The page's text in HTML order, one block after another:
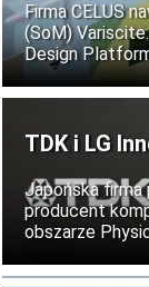
Firma CELUS
(SoM)
Design
procesu
opartych na
TDK i LG
Japońska firma
producent
obszarze
działającymi
modułów